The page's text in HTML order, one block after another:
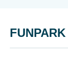
FUNPARK